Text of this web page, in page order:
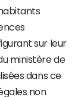
sur leur
ministère de
dans ce
non